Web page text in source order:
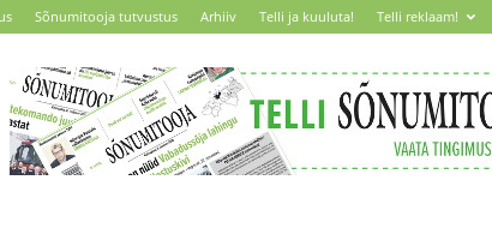
Sõnumitooja tutvustus Arhiiv Telli ja kuuluta! Telli reklaam!